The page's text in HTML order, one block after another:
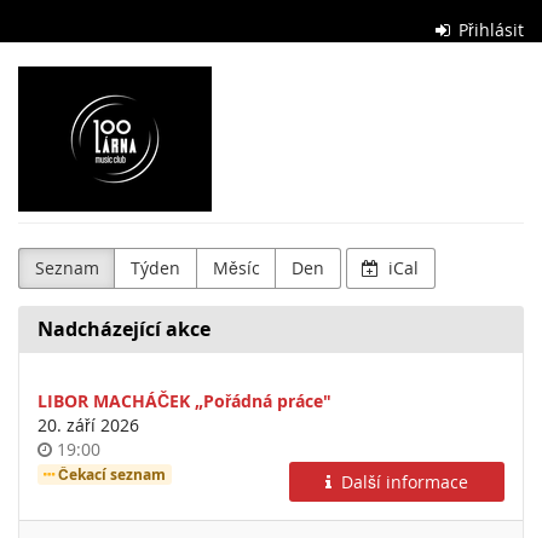
main
content
Přihlásit
Stolárna
Club
Seznam Týden Měsíc Den iCal
Nadcházející akce
LIBOR MACHÁČEK „Pořádná práce"
20. září 2026
Time
of
19:00
Čekací seznam Další informace